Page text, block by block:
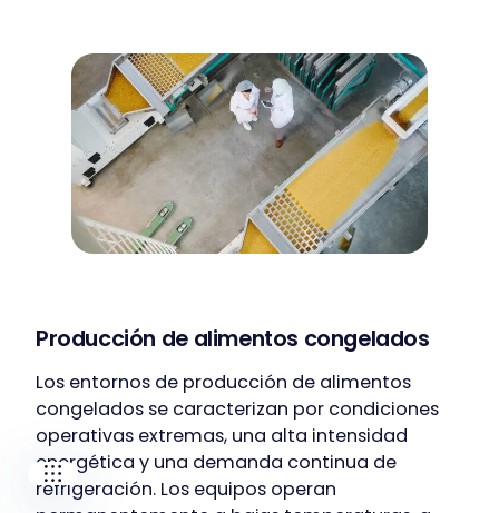
Our companies
I-CARE ELECTRONICS
MECOTEC
SDT ULTRASOUND
TECHNICAL ASSOCIATES
Producción de alimentos congelados
Los entornos de producción de alimentos
congelados se caracterizan por condiciones
operativas extremas, una alta intensidad
energética y una demanda continua de
refrigeración. Los equipos operan